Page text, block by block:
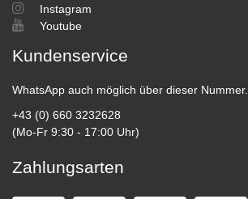
Instagram
Youtube
Kundenservice
WhatsApp auch möglich über dieser Nummer.
+43 (0) 660 3232628
(Mo-Fr 9:30 - 17:00 Uhr)
Zahlungsarten